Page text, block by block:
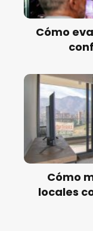
Cómo
Cómo
locales